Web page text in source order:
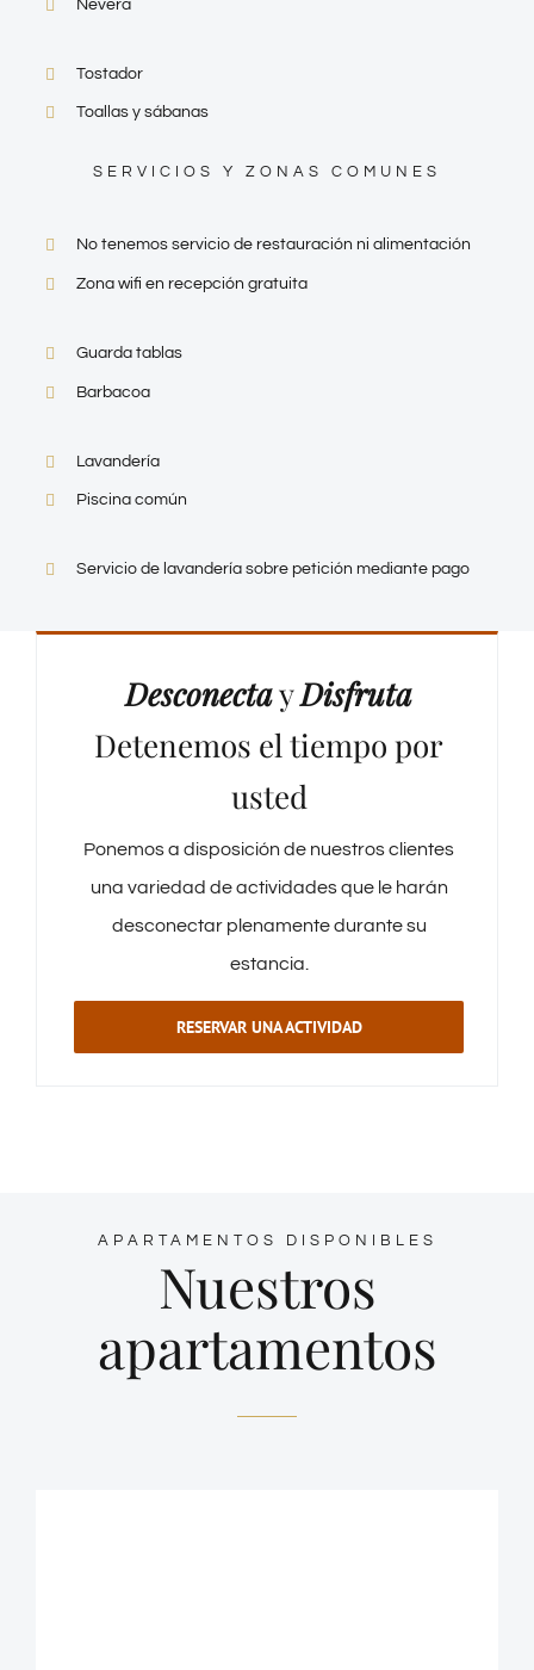
Nevera
Tostador
Toallas y sábanas
SERVICIOS Y ZONAS COMUNES
No tenemos servicio de restauración ni alimentación
Zona wifi en recepción gratuita
Guarda tablas
Barbacoa
Lavandería
Piscina común
Servicio de lavandería sobre petición mediante pago
DesconectayDisfruta
Detenemos el tiempo por
usted
Ponemos a disposición de nuestros clientes
una variedad de actividades que le harán
desconectar plenamente durante su
estancia.
RESERVAR UNA ACTIVIDAD
APARTAMENTOS DISPONIBLES
Nuestros
apartamentos